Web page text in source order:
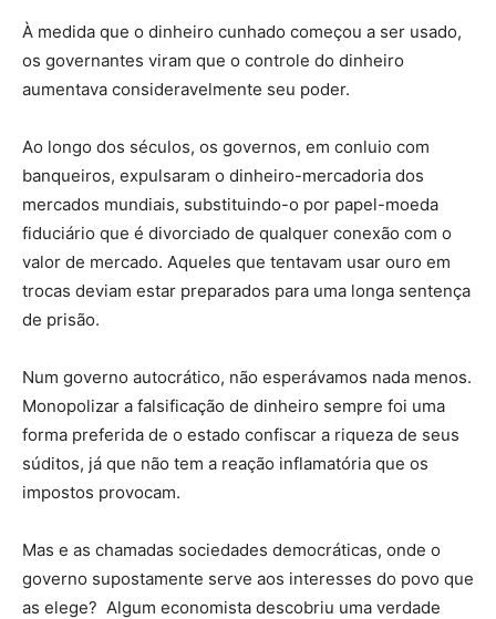
À medida que o dinheiro cunhado começou a ser usado,
os governantes viram que o controle do dinheiro
aumentava consideravelmente seu poder.
Ao longo dos séculos, os governos, em conluio com
banqueiros, expulsaram o dinheiro-mercadoria dos
mercados mundiais, substituindo-o por papel-moeda
fiduciário que é divorciado de qualquer conexão com o
valor de mercado. Aqueles que tentavam usar ouro em
trocas deviam estar preparados para uma longa sentença
de prisão.
Num governo autocrático, não esperávamos nada menos.
Monopolizar a falsificação de dinheiro sempre foi uma
forma preferida de o estado confiscar a riqueza de seus
súditos, já que não tem a reação inflamatória que os
impostos provocam.
Mas e as chamadas sociedades democráticas, onde o
governo supostamente serve aos interesses do povo que
as elege? Algum economista descobriu uma verdade